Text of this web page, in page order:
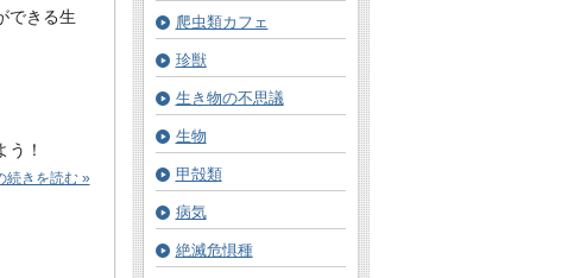
できる生
！
続きを読む »
爬虫類カフェ
珍獣
生き物の不思議
生物
甲殻類
病気
絶滅危惧種